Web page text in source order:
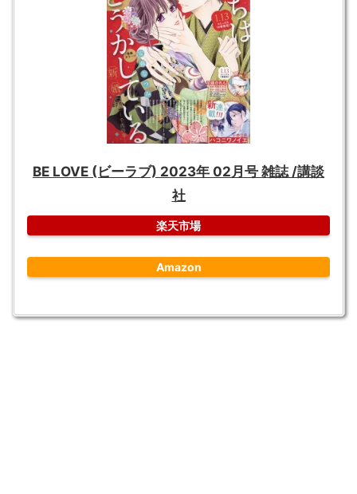
BE LOVE (ビーラブ) 2023年 02月号 雑誌 /講談
社
楽天市場
Amazon